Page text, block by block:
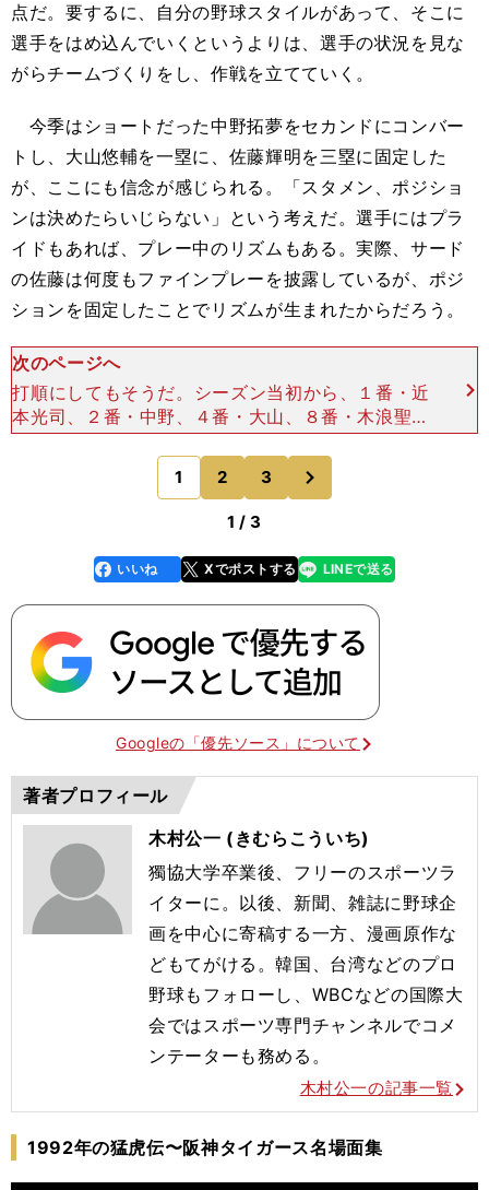
点だ。要するに、自分の野球スタイルがあって、そこに
選手をはめ込んでいくというよりは、選手の状況を見な
がらチームづくりをし、作戦を立てていく。
今季はショートだった中野拓夢をセカンドにコンバー
トし、大山悠輔を一塁に、佐藤輝明を三塁に固定した
が、ここにも信念が感じられる。「スタメン、ポジショ
ンは決めたらいじらない」という考えだ。選手にはプラ
イドもあれば、プレー中のリズムもある。実際、サード
の佐藤は何度もファインプレーを披露しているが、ポジ
ションを固定したことでリズムが生まれたからだろう。
次のページへ
打順にしてもそうだ。シーズン当初から、１番・近
本光司、２番・中野、４番・大山、８番・木浪聖也
はほぼ不動だ。なかでも、一時はチームトップクラ
スの打率を残していた木浪だが、並の監督なら打順
を上げたくなると
1 2 3
1 / 3
faceboo
k
いいね Xでポストする
line LINEで送る
Googleの「優先ソース」について
著者プロフィール
木村公一 (きむらこういち)
獨協大学卒業後、フリーのスポーツラ
イターに。以後、新聞、雑誌に野球企
画を中心に寄稿する一方、漫画原作な
どもてがける。韓国、台湾などのプロ
野球もフォローし、WBCなどの国際大
会ではスポーツ専門チャンネルでコメ
ンテーターも務める。
木村公一の記事一覧
1992年の猛虎伝〜阪神タイガース名場面集